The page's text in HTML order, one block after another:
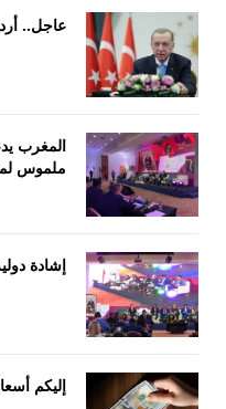
عاجل..
المغرب
ملموس
إشادة
إليكم